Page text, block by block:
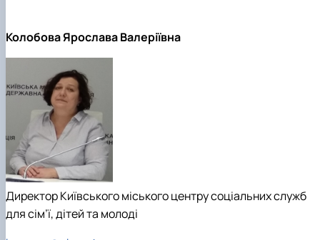
Колобова Ярослава Валеріївна
Директор Київського міського центру соціальних служб
для сім’ї, дітей та молоді